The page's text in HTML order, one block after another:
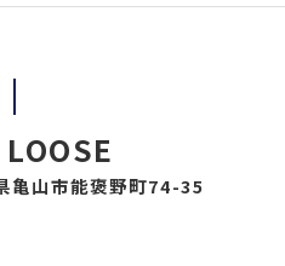
山市能褒野町74-35